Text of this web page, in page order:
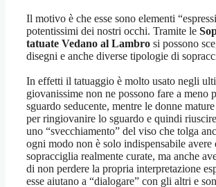
Il motivo è che esse sono elementi
potentissimi dei nostri occhi. Tramite le
tatuate Vedano al Lambro si possono
disegni e anche diverse tipologie di
In effetti il tatuaggio è molto usato negli
giovanissime non ne possono fare a meno
sguardo seducente, mentre le donne
per ringiovanire lo sguardo e quindi
uno “svecchiamento” del viso che tolga
ogni modo non è solo indispensabile avere
sopracciglia realmente curate, ma anche
di non perdere la propria interpretazione
esse aiutano a “dialogare” con gli altri e